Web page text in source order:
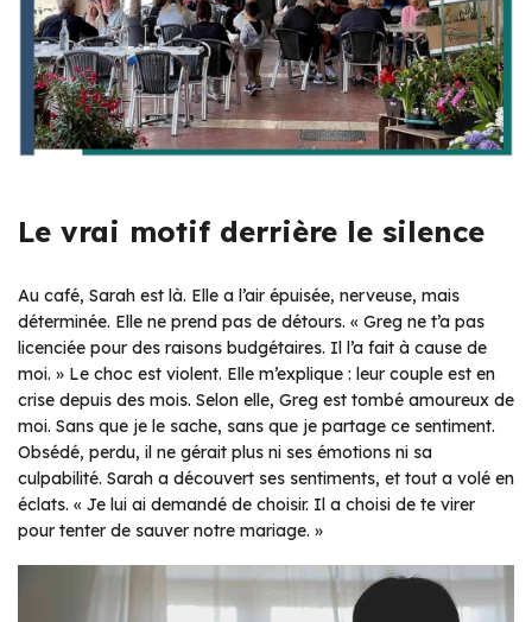
Le vrai motif derrière le silence
Au café, Sarah est là. Elle a l’air épuisée, nerveuse, mais
déterminée. Elle ne prend pas de détours. « Greg ne t’a pas
licenciée pour des raisons budgétaires. Il l’a fait à cause de
moi. » Le choc est violent. Elle m’explique : leur couple est en
crise depuis des mois. Selon elle, Greg est tombé amoureux de
moi. Sans que je le sache, sans que je partage ce sentiment.
Obsédé, perdu, il ne gérait plus ni ses émotions ni sa
culpabilité. Sarah a découvert ses sentiments, et tout a volé en
éclats. « Je lui ai demandé de choisir. Il a choisi de te virer
pour tenter de sauver notre mariage. »